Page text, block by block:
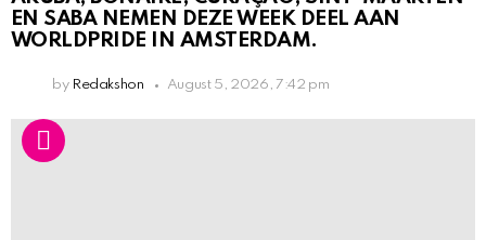
EN SABA NEMEN DEZE WEEK DEEL AAN
WORLDPRIDE IN AMSTERDAM.
by Redakshon August 5, 2026, 7:42 pm